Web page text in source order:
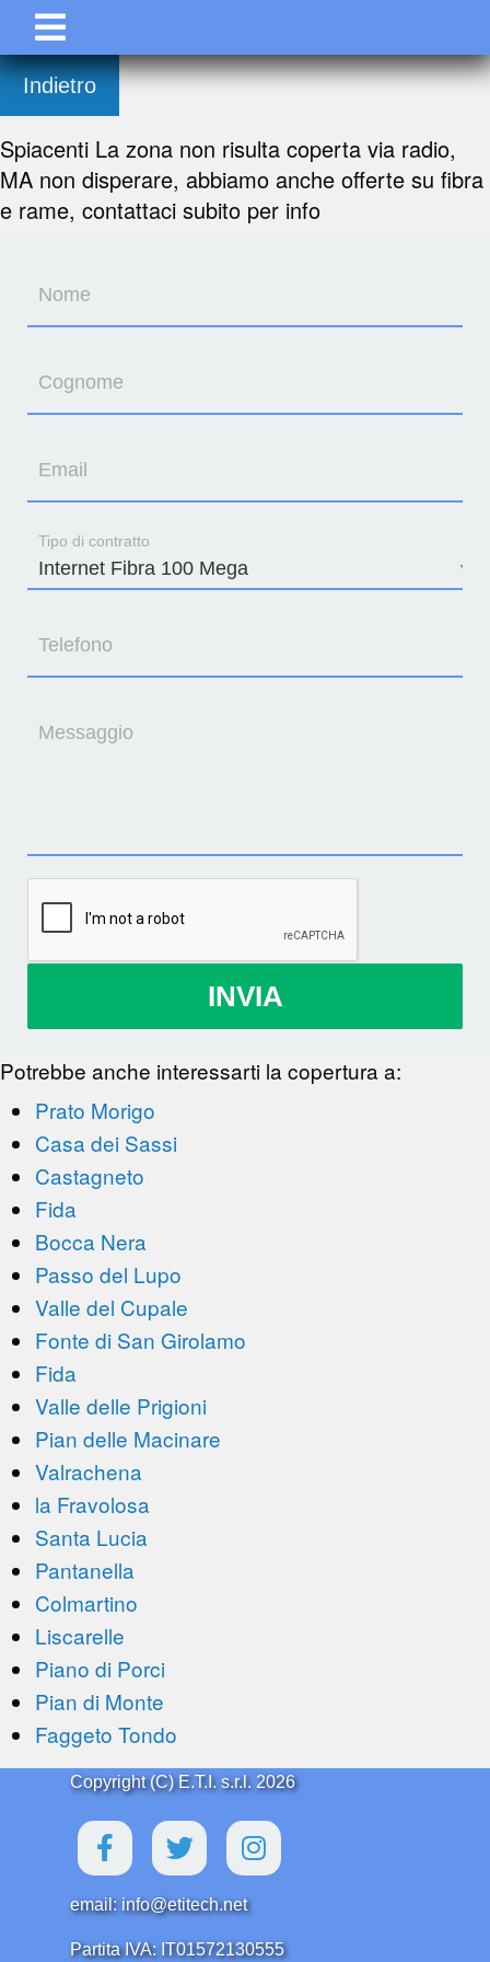
Indietro
Spiacenti La zona non risulta coperta via radio,
MA non disperare, abbiamo anche offerte su fibra
e rame, contattaci subito per info
Nome
Cognome
Email
Tipo di contratto
Telefono
Messaggio
INVIA
Potrebbe anche interessarti la copertura a:
Prato Morigo
Casa dei Sassi
Castagneto
Fida
Bocca Nera
Passo del Lupo
Valle del Cupale
Fonte di San Girolamo
Fida
Valle delle Prigioni
Pian delle Macinare
Valrachena
la Fravolosa
Santa Lucia
Pantanella
Colmartino
Liscarelle
Piano di Porci
Pian di Monte
Faggeto Tondo
Copyright (C) E.T.I. s.r.l. 2026
email: info@etitech.net
Partita IVA: IT01572130555